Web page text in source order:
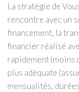
La stratégie de
rencontre avec un
financement, la
financier réalisé
rapidement (moins
plus adéquate
mensualités,